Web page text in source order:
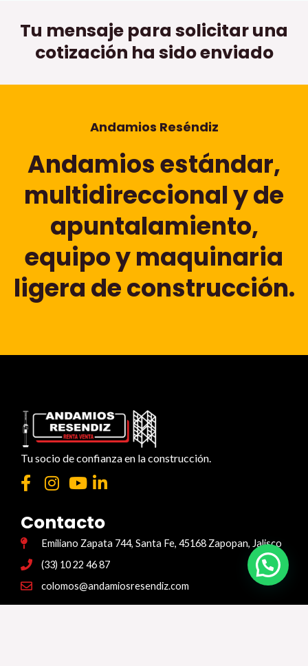
Tu mensaje para solicitar una
cotización ha sido enviado
Andamios Reséndiz
Andamios estándar,
multidireccional y de
apuntalamiento,
equipo y maquinaria
ligera de construcción.
Tu socio de confianza en la construcción.
Contacto
Emiliano Zapata 744, Santa Fe, 45168 Zapopan, Jalisco
(33) 10 22 46 87
colomos@andamiosresendiz.com